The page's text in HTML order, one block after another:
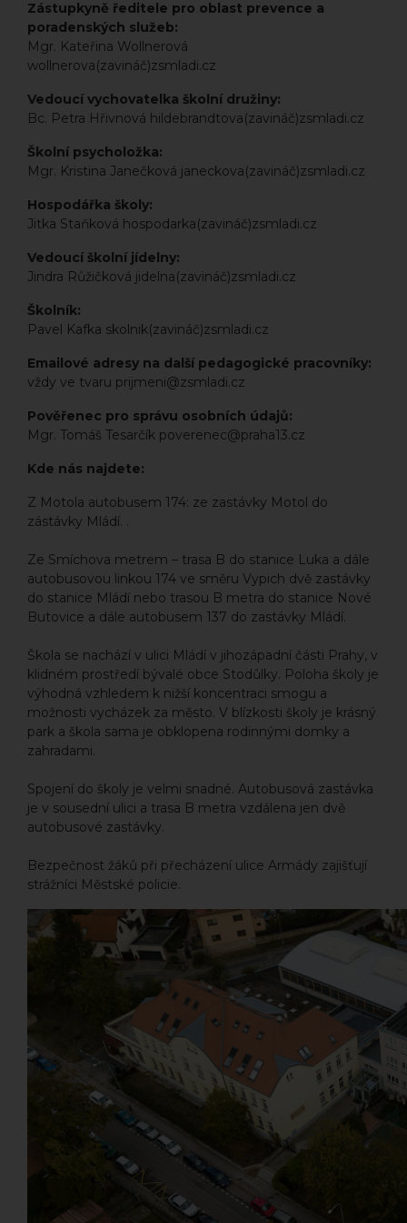
Zástupkyně ředitele pro oblast prevence a
poradenských služeb:
Mgr. Kateřina Wollnerová
wollnerova(zavináč)zsmladi.cz
Vedoucí vychovatelka školní družiny:
Bc. Petra Hřivnová hildebrandtova(zavináč)zsmladi.cz
Školní psycholožka:
Mgr. Kristina Janečková janeckova(zavináč)zsmladi.cz
Hospodářka školy:
Jitka Staňková hospodarka(zavináč)zsmladi.cz
Vedoucí školní jídelny:
Jindra Růžičková jidelna(zavináč)zsmladi.cz
Školník:
Pavel Kafka skolnik(zavináč)zsmladi.cz
Emailové adresy na další pedagogické pracovníky:
vždy ve tvaru prijmeni@zsmladi.cz
Pověřenec pro správu osobních údajů:
Mgr. Tomáš Tesarčík poverenec@praha13.cz
Kde nás najdete:
Z Motola autobusem 174: ze zastávky Motol do
zástávky Mládí. .
Ze Smíchova metrem – trasa B do stanice Luka a dále
autobusovou linkou 174 ve směru Vypich dvě zastávky
do stanice Mládí nebo trasou B metra do stanice Nové
Butovice a dále autobusem 137 do zastávky Mládí.
Škola se nachází v ulici Mládí v jihozápadní části Prahy, v
klidném prostředí bývalé obce Stodůlky. Poloha školy je
výhodná vzhledem k nižší koncentraci smogu a
možnosti vycházek za město. V blízkosti školy je krásný
park a škola sama je obklopena rodinnými domky a
zahradami.
Spojení do školy je velmi snadné. Autobusová zastávka
je v sousední ulici a trasa B metra vzdálena jen dvě
autobusové zastávky.
Bezpečnost žáků při přecházení ulice Armády zajišťují
strážníci Městské policie.